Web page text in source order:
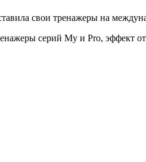
свои тренажеры на
серий My и Pro, эффект